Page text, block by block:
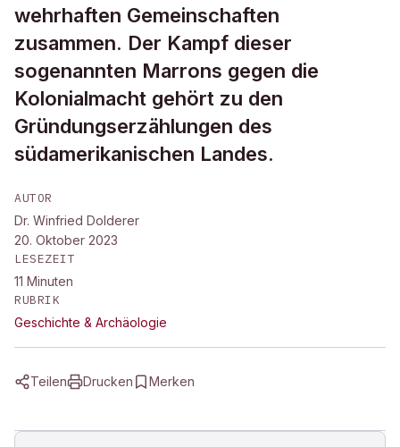
wehrhaften Gemeinschaften
zusammen. Der Kampf dieser
sogenannten Marrons gegen die
Kolonialmacht gehört zu den
Gründungserzählungen des
südamerikanischen Landes.
AUTOR
Dr. Winfried Dolderer
20. Oktober 2023
LESEZEIT
11 Minuten
RUBRIK
Geschichte & Archäologie
Teilen Drucken Merken